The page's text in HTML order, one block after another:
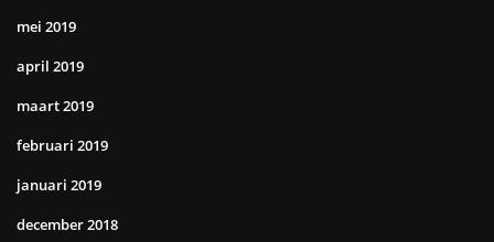
mei 2019
april 2019
maart 2019
februari 2019
januari 2019
december 2018